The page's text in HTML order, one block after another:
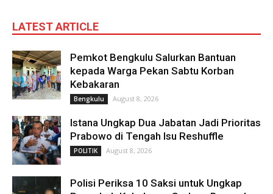
LATEST ARTICLE
Pemkot Bengkulu Salurkan Bantuan
kepada Warga Pekan Sabtu Korban
Kebakaran
Bengkulu August 8, 2026
Istana Ungkap Dua Jabatan Jadi Prioritas
Prabowo di Tengah Isu Reshuffle
POLITIK August 8, 2026
Polisi Periksa 10 Saksi untuk Ungkap